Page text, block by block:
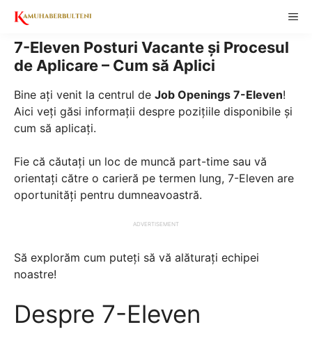
Skip
content
7-Eleven Posturi Vacante și Procesul
de Aplicare – Cum să Aplici
Bine ați venit la centrul de Job Openings 7-Eleven!
Aici veți găsi informații despre pozițiile disponibile și
cum să aplicați.
Fie că căutați un loc de muncă part-time sau vă
orientați către o carieră pe termen lung, 7-Eleven are
oportunități pentru dumneavoastră.
ADVERTISEMENT
Să explorăm cum puteți să vă alăturați echipei
noastre!
Despre 7-Eleven